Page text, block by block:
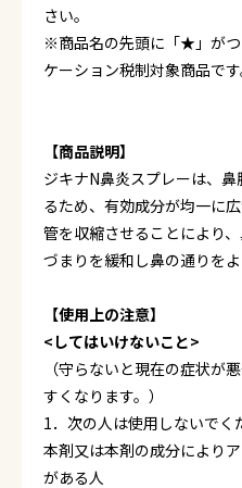
さい。
※商品名の先頭に「★」がつ
ケーション税制対象商品です
【商品説明】
ジキナN鼻炎スプレーは、
るため、有効成分が均一に
管を収縮させることにより
づまりを緩和し鼻の通りをよ
【使用上の注意】
<してはいけないこと>
（守らないと現在の症状が
すくなります。）
1．次の人は使用しないでく
本剤又は本剤の成分により
がある人